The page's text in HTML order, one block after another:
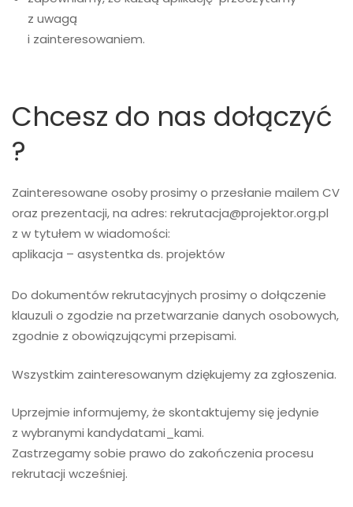
z uwagą
i zainteresowaniem.
Chcesz do nas dołączyć
?
Zainteresowane osoby prosimy o przesłanie mailem CV
oraz prezentacji, na adres: rekrutacja@projektor.org.pl
z w tytułem w wiadomości:
aplikacja – asystentka ds. projektów
Do dokumentów rekrutacyjnych prosimy o dołączenie
klauzuli o zgodzie na przetwarzanie danych osobowych,
zgodnie z obowiązującymi przepisami.
Wszystkim zainteresowanym dziękujemy za zgłoszenia.
Uprzejmie informujemy, że skontaktujemy się jedynie
z wybranymi kandydatami_kami.
Zastrzegamy sobie prawo do zakończenia procesu
rekrutacji wcześniej.